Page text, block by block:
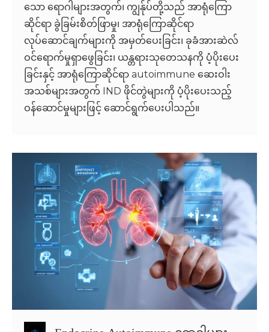
သော ရောဂါများအတွက်၊ ကျွန်ုပ်တို့သည် အာရုံကြော
ဆိုင်ရာ ခွဲခြမ်းစိတ်ဖြာမှု၊ အာရုံကြောဆိုင်ရာ
လုပ်ဆောင်ချက်များကို အမှတ်ပေးခြင်း၊ ခုခံအားဆဲလ်
ဝင်ရောက်မှုရှာဖွေခြင်း၊ ယန္တရားသုတေသနကို ပံ့ပိုးပေး
ခြင်းနှင့် အာရုံကြောဆိုင်ရာ autoimmune ဆေးဝါး
အသစ်များအတွက် IND ဖိုင်တွဲများကို ပံ့ပိုးပေးသည့်
ဝန်ဆောင်မှုများဖြင့် ဆောင်ရွက်ပေးပါသည်။